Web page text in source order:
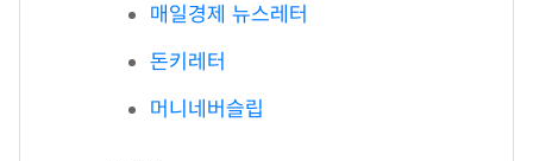
매일경제 뉴스레터
돈키레터
머니네버슬립